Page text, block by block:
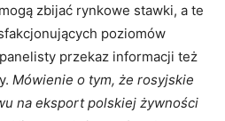
zbijać rynkowe stawki, a te
poziomów
przekaz informacji też
Mówienie o tym, że rosyjskie
na eksport polskiej żywności